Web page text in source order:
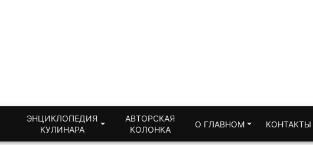
ЭНЦИКЛОПЕДИЯ
КУЛИНАРА
АВТОРСКАЯ
КОЛОНКА
О ГЛАВНОМ КОНТАКТЫ